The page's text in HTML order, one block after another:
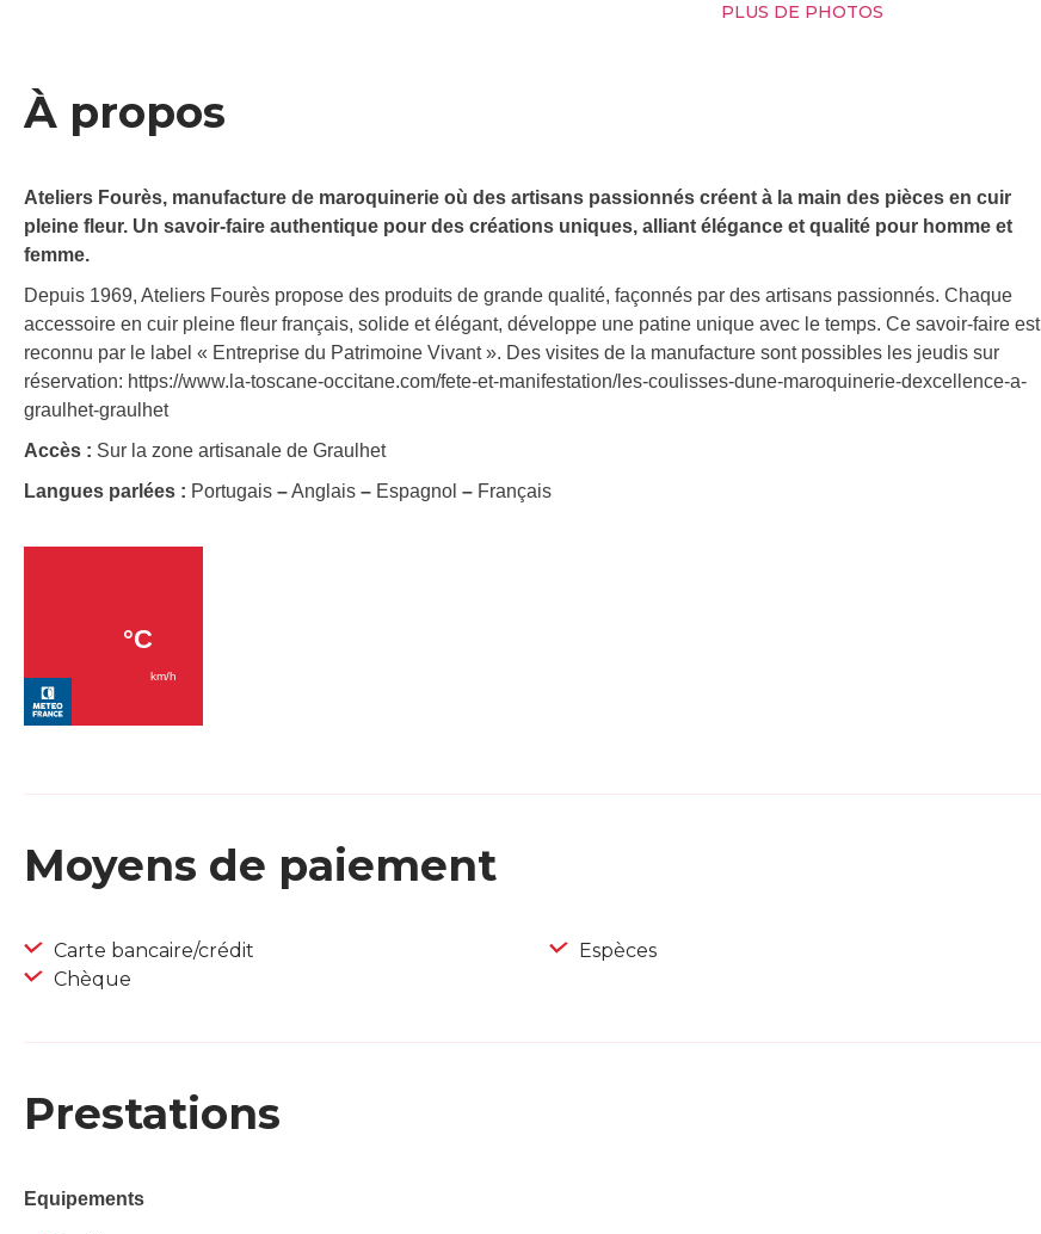
PLUS DE PHOTOS
À propos
Ateliers Fourès, manufacture de maroquinerie où des artisans passionnés créent à la main des pièces en cuir
pleine fleur. Un savoir-faire authentique pour des créations uniques, alliant élégance et qualité pour homme et
femme.
Depuis 1969, Ateliers Fourès propose des produits de grande qualité, façonnés par des artisans passionnés. Chaque
accessoire en cuir pleine fleur français, solide et élégant, développe une patine unique avec le temps. Ce savoir-faire est
reconnu par le label « Entreprise du Patrimoine Vivant ». Des visites de la manufacture sont possibles les jeudis sur
réservation: https://www.la-toscane-occitane.com/fete-et-manifestation/les-coulisses-dune-maroquinerie-dexcellence-a-
graulhet-graulhet
Accès : Sur la zone artisanale de Graulhet
Langues parlées : Portugais –Anglais – Espagnol – Français
Moyens de paiement
Carte bancaire/crédit
Chèque
Espèces
Prestations
Equipements